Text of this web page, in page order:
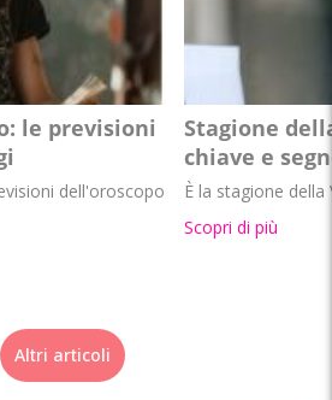
le previsioni
dell'oroscopo
Stagione
chiave e
È la stagione della
Scopri di più
Altri articoli